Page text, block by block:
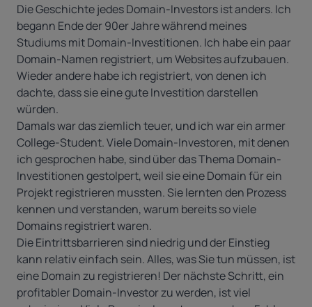
Die Geschichte jedes Domain-Investors ist anders. Ich
begann Ende der 90er Jahre während meines
Studiums mit Domain-Investitionen. Ich habe ein paar
Domain-Namen registriert, um Websites aufzubauen.
Wieder andere habe ich registriert, von denen ich
dachte, dass sie eine gute Investition darstellen
würden.
Damals war das ziemlich teuer, und ich war ein armer
College-Student. Viele Domain-Investoren, mit denen
ich gesprochen habe, sind über das Thema Domain-
Investitionen gestolpert, weil sie eine Domain für ein
Projekt registrieren mussten. Sie lernten den Prozess
kennen und verstanden, warum bereits so viele
Domains registriert waren.
Die Eintrittsbarrieren sind niedrig und der Einstieg
kann relativ einfach sein. Alles, was Sie tun müssen, ist
eine Domain zu registrieren! Der nächste Schritt, ein
profitabler Domain-Investor zu werden, ist viel